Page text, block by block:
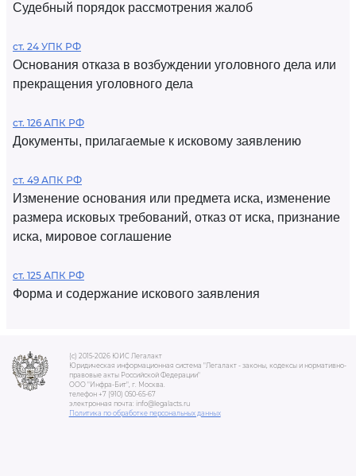
Судебный порядок рассмотрения жалоб
ст. 24 УПК РФ
Основания отказа в возбуждении уголовного дела или
прекращения уголовного дела
ст. 126 АПК РФ
Документы, прилагаемые к исковому заявлению
ст. 49 АПК РФ
Изменение основания или предмета иска, изменение
размера исковых требований, отказ от иска, признание
иска, мировое соглашение
ст. 125 АПК РФ
Форма и содержание искового заявления
(c) 2015-2026 ЮИС Легалакт
Юридическая информационная система "Легалакт - законы, кодексы и нормативно-
правовые акты Российской Федерации"
ООО "Инфра-Бит", г. Москва.
телефон +7 (910) 050-65-67
электронная почта: info@legalacts.ru
Политика по обработке персональных данных